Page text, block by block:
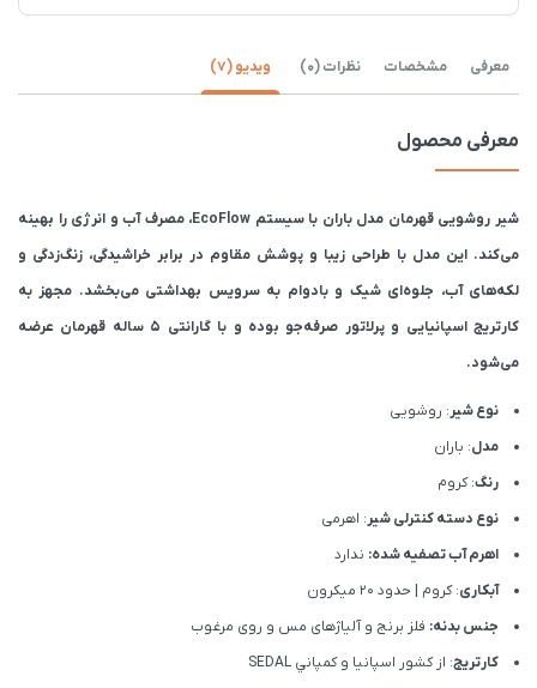
معرفی مشخصات نظرات (0) ویدیو (7)
معرفی محصول
شیر روشویی قهرمان مدل باران با سیستم EcoFlow، مصرف آب و انرژی را بهینه
می‌کند. این مدل با طراحی زیبا و پوشش مقاوم در برابر خراشیدگی، زنگ‌زدگی و
لکه‌های آب، جلوه‌ای شیک و بادوام به سرویس بهداشتی می‌بخشد. مجهز به
کارتریج اسپانیایی و پرلاتور صرفه‌جو بوده و با گارانتی ۵ ساله قهرمان عرضه
می‌شود.
نوع شیر: روشویی
مدل: باران
رنگ: کروم
نوع دسته کنترلی شیر: اهرمی
اهرم آب تصفیه شده: ندارد
آبکاری: کروم | حدود 20 میکرون
جنس بدنه: فلز برنج و آلیاژهای مس و روی مرغوب
کارتریج: از كشور اسپانيا و كمپاني SEDAL